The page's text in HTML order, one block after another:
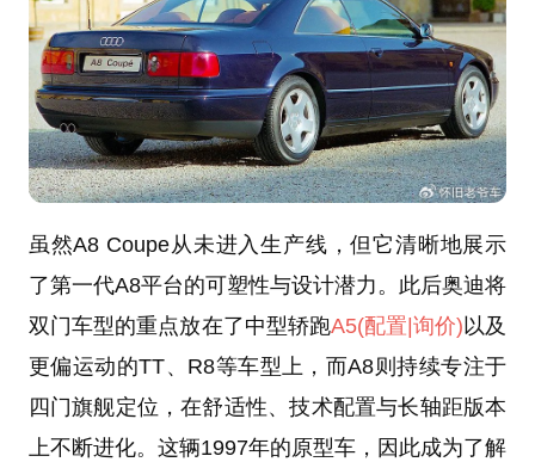
虽然A8 Coupe从未进入生产线，但它清晰地展示
了第一代A8平台的可塑性与设计潜力。此后奥迪将
双门车型的重点放在了中型轿跑A5(配置 |询价)以及
更偏运动的TT、R8等车型上，而A8则持续专注于
四门旗舰定位，在舒适性、技术配置与长轴距版本
上不断进化。这辆1997年的原型车，因此成为了解